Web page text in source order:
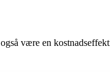
være en